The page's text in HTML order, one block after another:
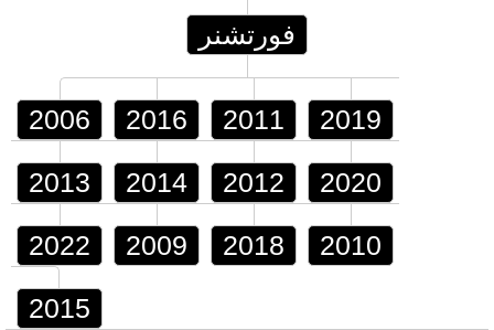
فورتشنر
2006 2016 2011 2019
2013 2014 2012 2020
2022 2009 2018 2010
2015